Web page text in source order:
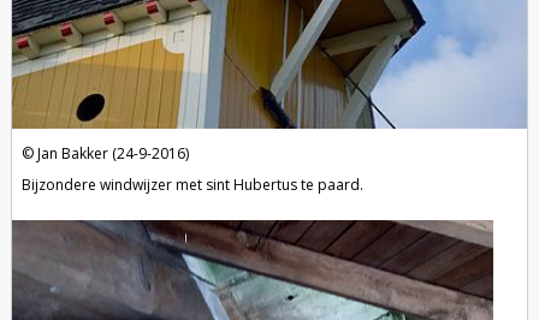
Jan Bakker (24-9-2016)
Bijzondere windwijzer met sint Hubertus te paard.